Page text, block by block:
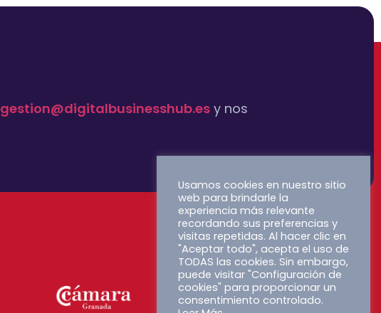
gestion@digitalbusinesshub.es y nos
Usamos cookies en nuestro sitio
web para brindarle la
experiencia más relevante
recordando sus preferencias y
visitas repetidas. Al hacer clic en
"Aceptar todo", acepta el uso de
TODAS las cookies. Sin embargo,
puede visitar "Configuración de
cookies" para proporcionar un
consentimiento controlado.